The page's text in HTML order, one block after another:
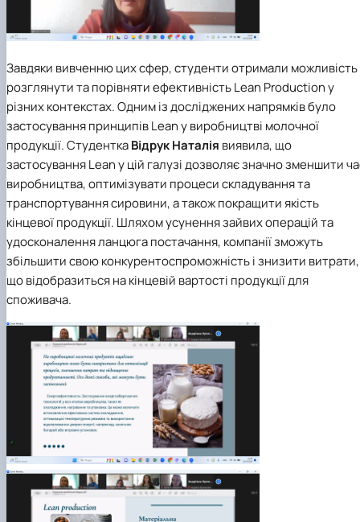
Завдяки вивченню цих сфер, студенти отримали можливість
розглянути та порівняти ефективність Lean Production у
різних контекстах. Одним із досліджених напрямків було
застосування принципів Lean у виробництві молочної
продукції. СтуденткаВідрук Наталія виявила, що
застосування Lean у цій галузі дозволяє значно зменшити
виробництва, оптимізувати процеси складування та
транспортування сировини, а також покращити якість
кінцевої продукції. Шляхом усунення зайвих операцій та
удосконалення ланцюга постачання, компанії зможуть
збільшити свою конкурентоспроможність і знизити витрати,
що відобразиться на кінцевій вартості продукції для
споживача.